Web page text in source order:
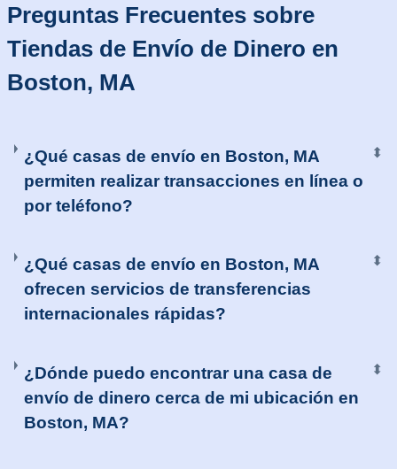
Preguntas Frecuentes sobre
Tiendas de Envío de Dinero en
Boston, MA
¿Qué casas de envío en Boston, MA
permiten realizar transacciones en línea o
por teléfono?
⬍
¿Qué casas de envío en Boston, MA
ofrecen servicios de transferencias
internacionales rápidas?
⬍
¿Dónde puedo encontrar una casa de
envío de dinero cerca de mi ubicación en
Boston, MA?
⬍